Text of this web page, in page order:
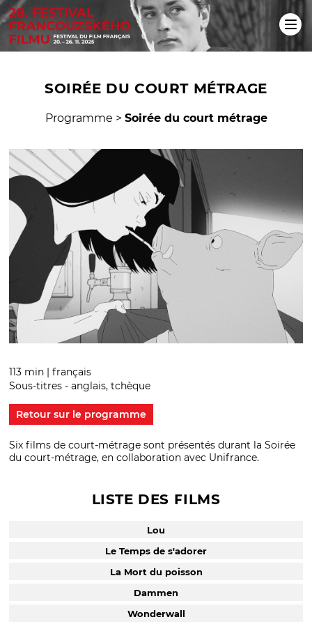
SOIRÉE DU COURT MÉTRAGE
Programme > Soirée du court métrage
113 min | français
Sous-titres - anglais, tchèque
Retour sur le programme
Six films de court-métrage sont présentés durant la Soirée
du court-métrage, en collaboration avec Unifrance.
LISTE DES FILMS
Lou
Le Temps de s'adorer
La Mort du poisson
Dammen
Wonderwall